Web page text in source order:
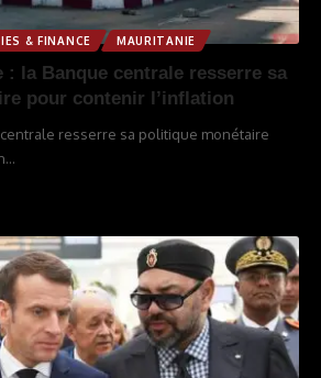
& FINANCE MAURITANIE
: la Banque centrale resserre sa
pour contenir l’inflation
resserre sa politique monétaire
…